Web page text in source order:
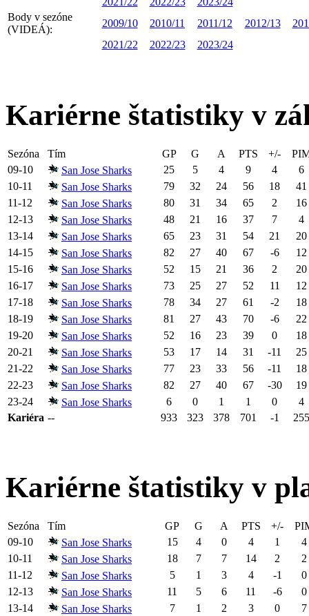
Body v sezóne
(VIDEÁ):
2009/10 2010/11 2011/12 2012/13
2021/22
2022/23 2023/24
Kariérne štatistiky v
Sezóna Tím GP G A PTS +/-
09-10
San Jose Sharks 25 5 4 9 4
6
10-11
San Jose Sharks 79 32 24 56 18
41
11-12
San Jose Sharks 80 31 34 65 2
16
12-13
San Jose Sharks 48 21 16 37 7
4
13-14
San Jose Sharks 65 23 31 54 21
20
14-15
San Jose Sharks 82 27 40 67 -6
12
15-16
San Jose Sharks 52 15 21 36 2
20
16-17
San Jose Sharks 73 25 27 52 11
12
17-18
San Jose Sharks 78 34 27 61 -2
18
18-19
San Jose Sharks 81 27 43 70 -6
22
19-20
San Jose Sharks 52 16 23 39 0
18
20-21
San Jose Sharks 53 17 14 31 -11
25
21-22
San Jose Sharks 77 23 33 56 -11
18
22-23
San Jose Sharks 82 27 40 67 -30
19
23-24
San Jose Sharks 6 0 1 1 0
4
Kariéra -- 933 323 378 701 -1 255
Kariérne štatistiky v
Sezóna Tím GP G A PTS +/-
09-10
San Jose Sharks 15 4 0 4 1
4
10-11
San Jose Sharks 18 7 7 14 2
2
11-12
San Jose Sharks 5 1 3 4 -1
0
12-13
San Jose Sharks 11 5 6 11 -6
0
13-14
San Jose Sharks 7 1 2 3 0
7